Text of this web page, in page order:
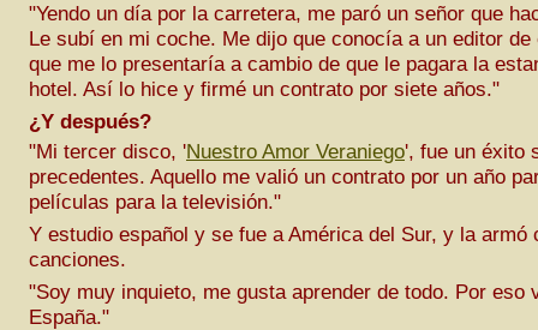
"Yendo un día por la carretera, me paró un señor que
Le subí en mi coche. Me dijo que conocía a un editor de
que me lo presentaría a cambio de que le pagara la
hotel. Así lo hice y firmé un contrato por siete años."
¿Y después?
"Mi tercer disco, 'Nuestro Amor Veraniego', fue un éxito
precedentes. Aquello me valió un contrato por un año
películas para la televisión."
Y estudio español y se fue a América del Sur, y la armó
canciones.
"Soy muy inquieto, me gusta aprender de todo. Por eso
España."